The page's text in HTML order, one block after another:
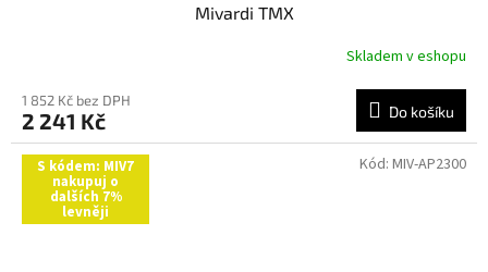
Mivardi TMX
Skladem v eshopu
1 852 Kč bez DPH
2 241 Kč Do košíku
S kódem: MIV7
nakupuj o
dalších 7%
levněji
Kód: MIV-AP2300